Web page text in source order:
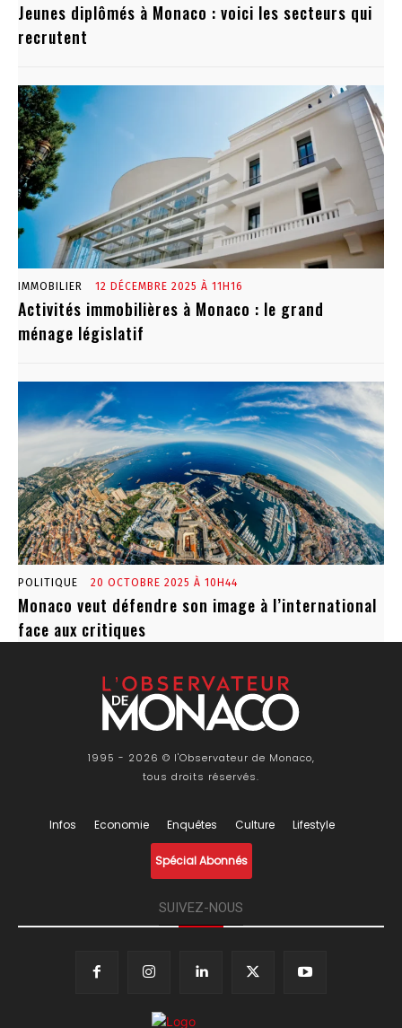
Jeunes diplômés à Monaco : voici les secteurs qui
recrutent
IMMOBILIER 12 DÉCEMBRE 2025 À 11H16
Activités immobilières à Monaco : le grand
ménage législatif
POLITIQUE 20 OCTOBRE 2025 À 10H44
Monaco veut défendre son image à l’international
face aux critiques
1995 - 2026 © l'Observateur de Monaco,
tous droits réservés.
Infos Economie Enquêtes Culture Lifestyle
Spécial Abonnés
SUIVEZ-NOUS